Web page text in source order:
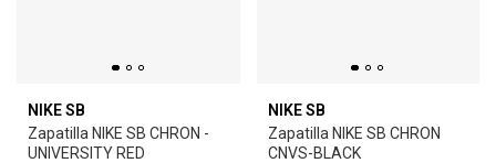
NIKE SB
Zapatilla NIKE SB CHRON -
UNIVERSITY RED
NIKE SB
Zapatilla NIKE SB CHRON
CNVS-BLACK